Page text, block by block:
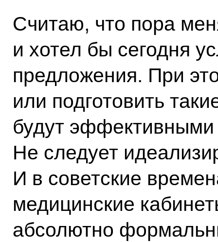
Считаю, что пора
и хотел бы сегодня
предложения. При
или подготовить
будут
Не следует
И в советские
медицинские
абсолютно